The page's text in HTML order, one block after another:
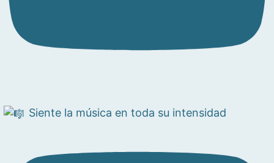
Siente la música en toda su intensidad